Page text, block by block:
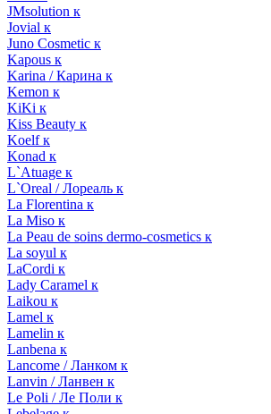
JMsolution к
Jovial к
Juno Cosmetic к
Kapous к
Karina / Карина к
Kemon к
KiKi к
Kiss Beauty к
Koelf к
Konad к
L`Atuage к
L`Oreal / Лореаль к
La Florentina к
La Miso к
La Peau de soins dermo-cosmetics к
La soyul к
LaCordi к
Lady Caramel к
Laikou к
Lamel к
Lamelin к
Lanbena к
Lancome / Ланком к
Lanvin / Ланвен к
Le Poli / Ле Поли к